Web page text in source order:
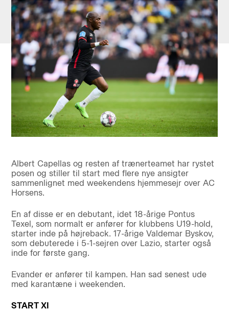
Albert Capellas og resten af trænerteamet har rystet
posen og stiller til start med flere nye ansigter
sammenlignet med weekendens hjemmesejr over AC
Horsens.
En af disse er en debutant, idet 18-årige Pontus
Texel, som normalt er anfører for klubbens U19-hold,
starter inde på højreback. 17-årige Valdemar Byskov,
som debuterede i 5-1-sejren over Lazio, starter også
inde for første gang.
Evander er anfører til kampen. Han sad senest ude
med karantæne i weekenden.
START XI